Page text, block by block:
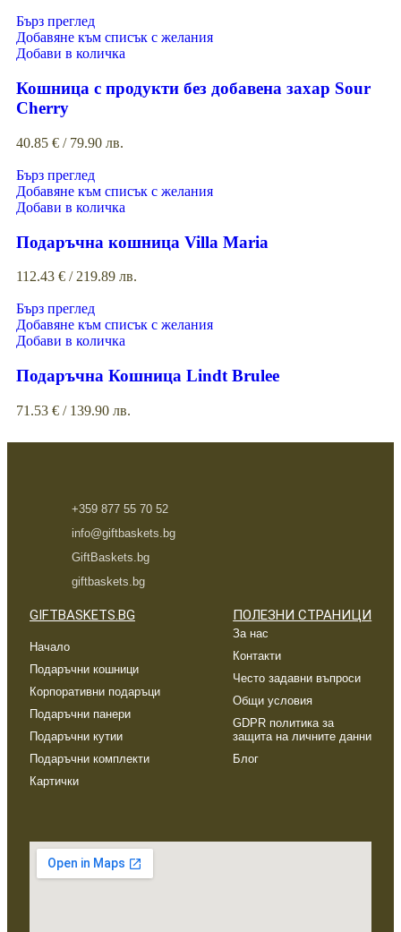
Бърз преглед
Добавяне към списък с желания
Добави в количка
Кошница с продукти без добавена захар Sour
Cherry
40.85 € / 79.90 лв.
Бърз преглед
Добавяне към списък с желания
Добави в количка
Подаръчна кошница Villa Maria
112.43 € / 219.89 лв.
Бърз преглед
Добавяне към списък с желания
Добави в количка
Подаръчна Кошница Lindt Brulee
71.53 € / 139.90 лв.
+359 877 55 70 52
info@giftbaskets.bg
GiftBaskets.bg
giftbaskets.bg
GIFTBASKETS.BG
Начало
Подаръчни кошници
Корпоративни подаръци
Подаръчни панери
Подаръчни кутии
Подаръчни комплекти
Картички
ПОЛЕЗНИ СТРАНИЦИ
За нас
Контакти
Често задавни въпроси
Общи условия
GDPR политика за
защита на личните данни
Блог